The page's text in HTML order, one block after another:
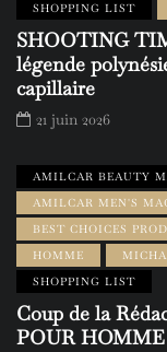
SHOPPING LIST
SHOOTING
légende
capillaire
21 juin 2026
AMILCAR BEAUTY
AMILCAR MEN'S
BEST CHOICES
HOMME
SHOPPING LIST
Coup de la
POUR